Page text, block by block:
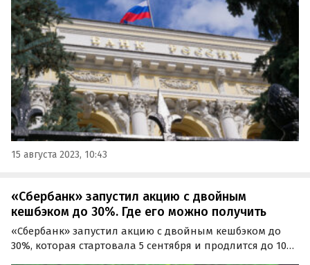
рисков для ценовой стабильности, сообщает пресс-
служба регулятора.
15 августа 2023, 10:43
«Сбербанк» запустил акцию с двойным
кешбэком до 30%. Где его можно получить
«Сбербанк» запустил акцию с двойным кешбэком до
30%, которая стартовала 5 сентября и продлится до 10